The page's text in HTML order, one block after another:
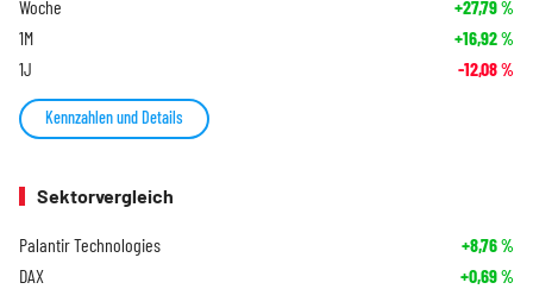
Woche +27,79%
1M +16,92%
1J -12,08%
Kennzahlen und Details
Sektorvergleich
Palantir Technologies +8,76%
DAX +0,69%